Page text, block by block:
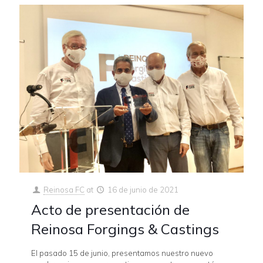
Reinosa FC at 16 de junio de 2021
Acto de presentación de
Reinosa Forgings & Castings
El pasado 15 de junio, presentamos nuestro nuevo